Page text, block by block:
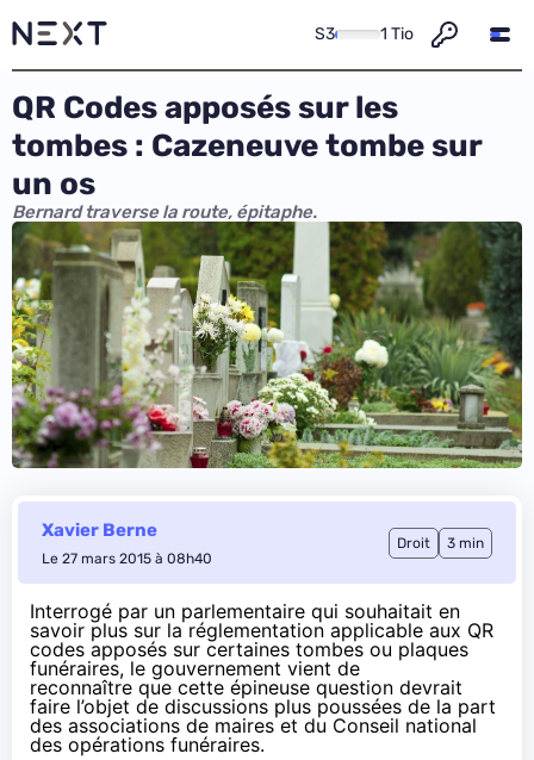
S3 1 Tio
QR Codes apposés sur les
tombes : Cazeneuve tombe sur
un os
Bernard traverse la route, épitaphe.
Xavier Berne
Le 27 mars 2015 à 08h40
Droit 3 min
Interrogé par un parlementaire qui souhaitait en
savoir plus sur la réglementation applicable aux QR
codes apposés sur certaines tombes ou plaques
funéraires, le gouvernement vient de
reconnaître que cette épineuse question devrait
faire l’objet de discussions plus poussées de la part
des associations de maires et du Conseil national
des opérations funéraires.